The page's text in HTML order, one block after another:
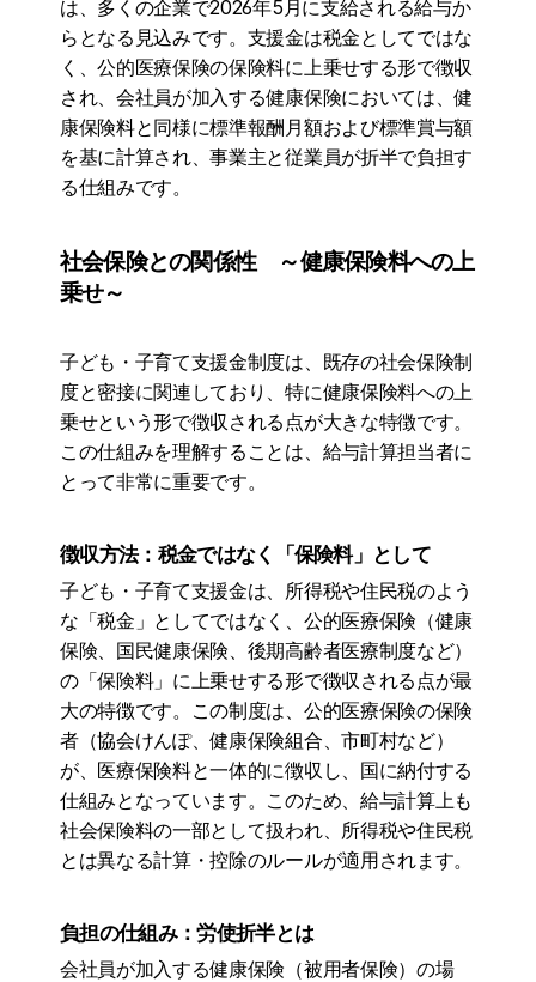
は、多くの企業で2026年5月に支給される給与か
らとなる見込みです。支援金は税金としてではな
く、公的医療保険の保険料に上乗せする形で徴収
され、会社員が加入する健康保険においては、健
康保険料と同様に標準報酬月額および標準賞与額
を基に計算され、事業主と従業員が折半で負担す
る仕組みです。
社会保険との関係性　～健康保険料への上
乗せ～
子ども・子育て支援金制度は、既存の社会保険制
度と密接に関連しており、特に健康保険料への上
乗せという形で徴収される点が大きな特徴です。
この仕組みを理解することは、給与計算担当者に
とって非常に重要です。
徴収方法：税金ではなく「保険料」として
子ども・子育て支援金は、所得税や住民税のよう
な「税金」としてではなく、公的医療保険（健康
保険、国民健康保険、後期高齢者医療制度など）
の「保険料」に上乗せする形で徴収される点が最
大の特徴です。この制度は、公的医療保険の保険
者（協会けんぽ、健康保険組合、市町村など）
が、医療保険料と一体的に徴収し、国に納付する
仕組みとなっています。このため、給与計算上も
社会保険料の一部として扱われ、所得税や住民税
とは異なる計算・控除のルールが適用されます。
負担の仕組み：労使折半とは
会社員が加入する健康保険（被用者保険）の場